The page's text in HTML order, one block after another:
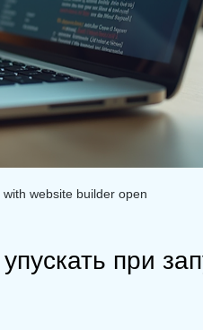
website builder open
при